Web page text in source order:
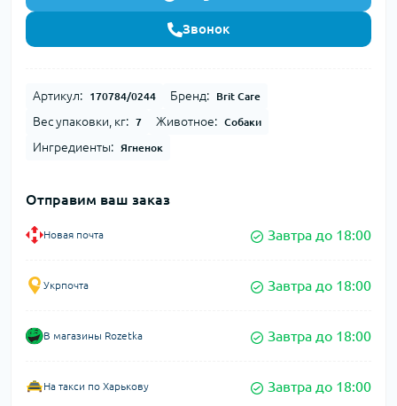
Звонок
Артикул: 170784/0244 Бренд: Brit Care
Вес упаковки, кг: 7 Животное: Собаки
Ингредиенты: Ягненок
Отправим ваш заказ
Новая почта Завтра до 18:00
Укрпочта Завтра до 18:00
В магазины Rozetka Завтра до 18:00
На такси по Харькову Завтра до 18:00